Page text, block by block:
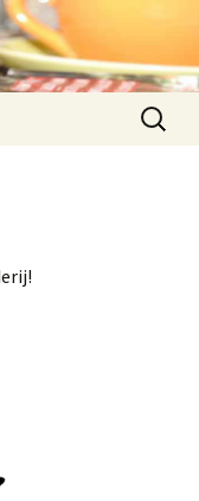
Zoeken
naar: